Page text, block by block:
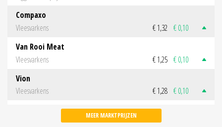
Compaxo
Vleesvarkens
€ 1,32 € 0,10
Van Rooi Meat
Vleesvarkens
€ 1,25 € 0,10
Vion
Vleesvarkens
€ 1,28 € 0,10
MEER MARKTPRIJZEN